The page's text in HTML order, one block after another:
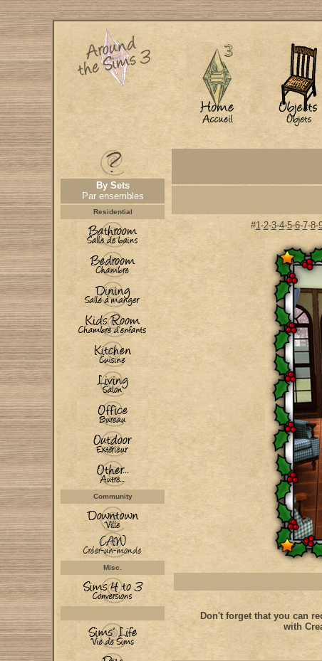
By Sets
Par ensembles
Residential
Community
Misc.
#1-2-3-4-5-6-7-8-
Don't forget that you can
with